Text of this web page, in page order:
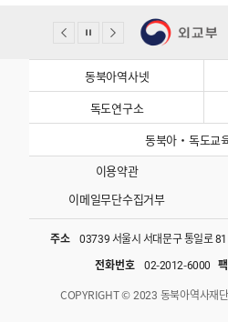
동북아역사넷
독도연구소
동북아·독도교
이용약관
이메일무단수집거부
주소
03739 서울시 서대문구 통일로
전화번호
02-2012-6000
COPYRIGHT © 2023 동북아역사재